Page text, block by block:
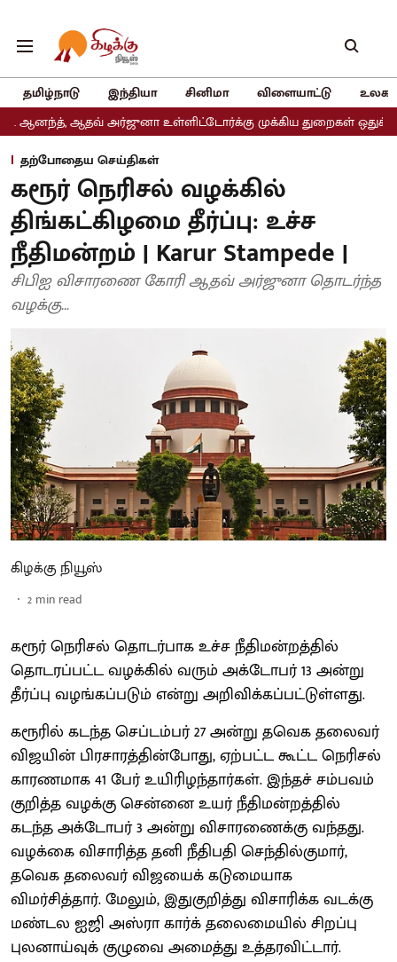
தமிழ்நாடு இந்தியா சினிமா விளையாட்டு
அர்ஜுனா உள்ளிட்டோர்க்கு முக்கிய துறைகள் ஒதுக்கீடு
தற்போதைய செய்திகள்
கரூர் நெரிசல் வழக்கில்
திங்கட்கிழமை தீர்ப்பு: உச்ச
நீதிமன்றம் | Karur Stampede |
சிபிஐ விசாரணை கோரி ஆதவ் அர்ஜுனா தொடர்ந்த
வழக்கு...
கிழக்கு நியூஸ்
2 min read
கரூர் நெரிசல் தொடர்பாக உச்ச நீதிமன்றத்தில்
தொடரப்பட்ட வழக்கில் வரும் அக்டோபர் 13 அன்று
தீர்ப்பு வழங்கப்படும் என்று அறிவிக்கப்பட்டுள்ளது.
கரூரில் கடந்த செப்டம்பர் 27 அன்று தவெக தலைவர்
விஜயின் பிரசாரத்தின்போது, ஏற்பட்ட கூட்ட நெரிசல்
காரணமாக 41 பேர் உயிரிழந்தார்கள். இந்தச் சம்பவம்
குறித்த வழக்கு சென்னை உயர் நீதிமன்றத்தில்
கடந்த அக்டோபர் 3 அன்று விசாரணைக்கு வந்தது.
வழக்கை விசாரித்த தனி நீதிபதி செந்தில்குமார்,
தவெக தலைவர் விஜயைக் கடுமையாக
விமர்சித்தார். மேலும், இதுகுறித்து விசாரிக்க வடக்கு
மண்டல ஐஜி அஸ்ரா கார்க் தலைமையில் சிறப்பு
புலனாய்வுக் குழுவை அமைத்து உத்தரவிட்டார்.